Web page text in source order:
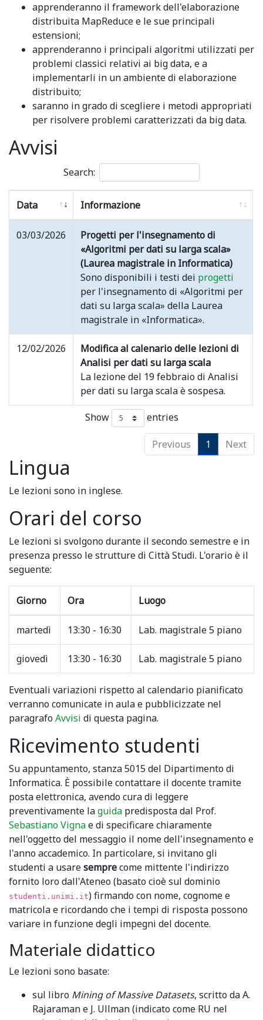
apprenderanno il framework dell'elaborazione
distribuita MapReduce e le sue principali
estensioni;
apprenderanno i principali algoritmi utilizzati per
problemi classici relativi ai big data, e a
implementarli in un ambiente di elaborazione
distribuito;
saranno in grado di scegliere i metodi appropriati
per risolvere problemi caratterizzati da big data.
Avvisi
Search:
Data Informazione
03/03/2026
Progetti per l'insegnamento di
«Algoritmi per dati su larga scala»
(Laurea magistrale in Informatica)
Sono disponibili i testi dei progetti
per l'insegnamento di «Algoritmi per
dati su larga scala» della Laurea
magistrale in «Informatica».
12/02/2026
Modifica al calenario delle lezioni di
Analisi per dati su larga scala
La lezione del 19 febbraio di Analisi
per dati su larga scala è sospesa.
Show entries
Previous 1 Next
Lingua
Le lezioni sono in inglese.
Orari del corso
Le lezioni si svolgono durante il secondo semestre e in
presenza presso le strutture di Città Studi. L'orario è il
seguente:
Giorno Ora Luogo
martedì 13:30 - 16:30 Lab. magistrale 5 piano
giovedì 13:30 - 16:30 Lab. magistrale 5 piano
Eventuali variazioni rispetto al calendario pianificato
verranno comunicate in aula e pubblicizzate nel
paragrafoAvvisi di questa pagina.
Ricevimento studenti
Su appuntamento, stanza 5015 del Dipartimento di
Informatica. È possibile contattare il docente tramite
posta elettronica, avendo cura di leggere
preventivamente laguida predisposta dal Prof.
Sebastiano Vignae di specificare chiaramente
nell'oggetto del messaggio il nome dell'insegnamento e
l'anno accademico. In particolare, si invitano gli
studenti a usaresemprecome mittente l'indirizzo
fornito loro dall'Ateneo (basato cioè sul dominio
studenti.unimi.it) firmando con nome, cognome e
matricola e ricordando che i tempi di risposta possono
variare in funzione degli impegni del docente.
Materiale didattico
Le lezioni sono basate:
sul libro Mining of Massive Datasets, scritto da A.
Rajaraman e J. Ullman (indicato come RU nel